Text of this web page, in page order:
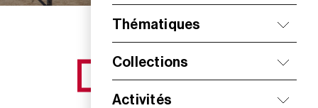
Thématiques
Collections
Activités
NOS NOUVEAUTÉS